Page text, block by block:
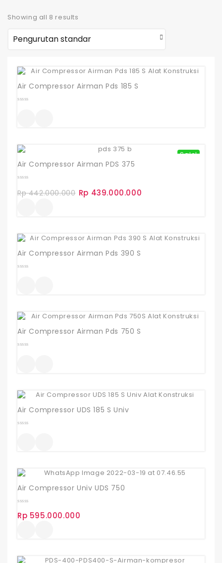
Showing all 8 results
Air Compressor Airman Pds 185 S
Sale!
Air Compressor Airman PDS 375
out
of
Rp442.000.000 Harga
Rp 439.000.000
Air Compressor Airman Pds 390 S
Air Compressor Airman Pds 750 S
Air Compressor UDS 185 S Univ
Air Compressor Univ UDS 750
out
of
Rp 595.000.000